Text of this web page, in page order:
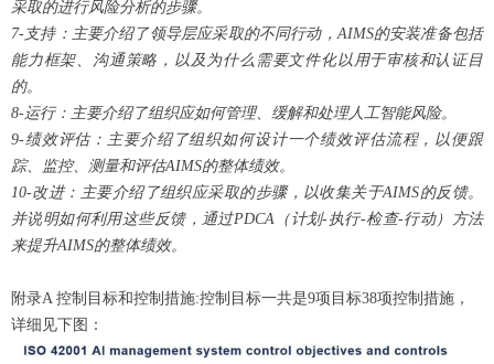
采取的进行风险分析的步骤。
7-支持：主要介绍了领导层应采取的不同行动，AIMS的安装准备包括
能力框架、沟通策略，以及为什么需要文件化以用于审核和认证目
的。
8-运行：主要介绍了组织应如何管理、缓解和处理人工智能风险。
9-绩效评估：主要介绍了组织如何设计一个绩效评估流程，以便跟
踪、监控、测量和评估AIMS的整体绩效。
10-改进：主要介绍了组织应采取的步骤，以收集关于AIMS的反馈。
并说明如何利用这些反馈，通过PDCA（计划-执行-检查-行动）方法
来提升AIMS的整体绩效。
附录A 控制目标和控制措施:控制目标一共是9项目标38项控制措施，
详细见下图：